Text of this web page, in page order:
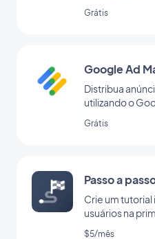
Grátis
Google Ad
Distribua
utilizando o
Grátis
Passo a
Crie um
usuários na
app
$5/mês